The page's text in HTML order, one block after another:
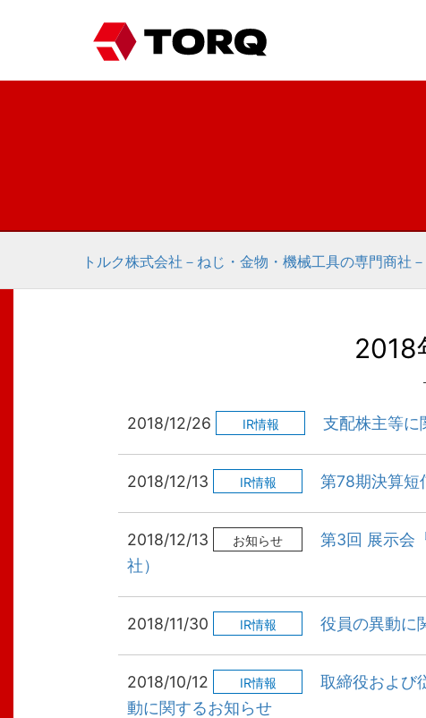
トルク株式会社－ねじ・金物・機械工具の専門商社－
2018
2018/12/26 IR情報 支配株主等に
2018/12/13 IR情報 第78期決算短
2018/12/13 お知らせ
第3回 展示会
社）
2018/11/30 IR情報 役員の異動に
2018/10/12 IR情報
取締役および
動に関するお知らせ